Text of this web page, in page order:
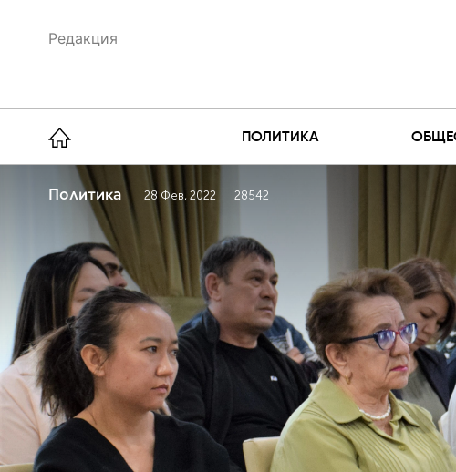
Редакция
ПОЛИТИКА
Политика 28 Фев, 2022 28542